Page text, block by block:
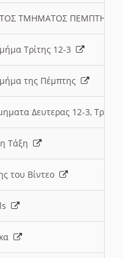
ΤΜΗΜΑΤΟΣ
Τρίτης 12-3
της Πέμπτης
Δευτερας 12-3,
Τάξη
του Βίντεο